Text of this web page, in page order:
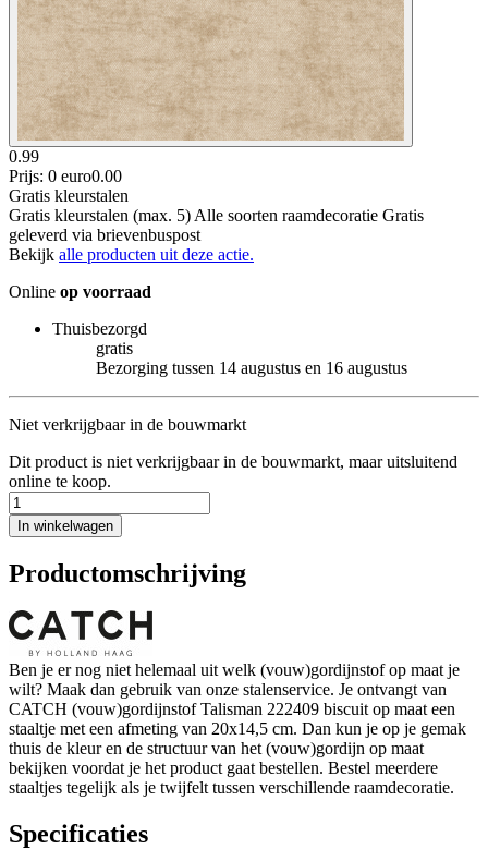
0.99
Prijs: 0 euro0.00
Gratis kleurstalen
Gratis kleurstalen (max. 5) Alle soorten raamdecoratie Gratis
geleverd via brievenbuspost
Bekijk alle producten uit deze actie.
Online op voorraad
Thuisbezorgd
gratis
Bezorging tussen 14 augustus en 16 augustus
Niet verkrijgbaar in de bouwmarkt
Dit product is niet verkrijgbaar in de bouwmarkt, maar uitsluitend
online te koop.
In winkelwagen
Productomschrijving
Ben je er nog niet helemaal uit welk (vouw)gordijnstof op maat je
wilt? Maak dan gebruik van onze stalenservice. Je ontvangt van
CATCH (vouw)gordijnstof Talisman 222409 biscuit op maat een
staaltje met een afmeting van 20x14,5 cm. Dan kun je op je gemak
thuis de kleur en de structuur van het (vouw)gordijn op maat
bekijken voordat je het product gaat bestellen. Bestel meerdere
staaltjes tegelijk als je twijfelt tussen verschillende raamdecoratie.
Specificaties